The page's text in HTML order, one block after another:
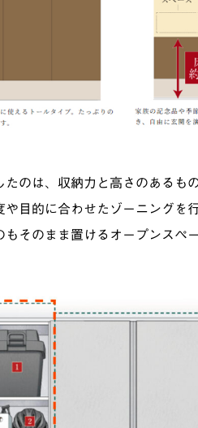
のは、収納力と高さのあるも
や目的に合わせたゾーニングを
そのまま置けるオープンスペ